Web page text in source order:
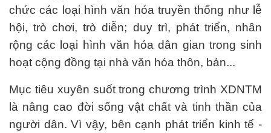
chức các loại hình văn hóa truyền thống như lễ
hội, trò chơi, trò diễn; duy trì, phát triển, nhân
rộng các loại hình văn hóa dân gian trong sinh
hoạt cộng đồng tại nhà văn hóa thôn, bản...
Mục tiêu xuyên suốt trong chương trình XDNTM
là nâng cao đời sống vật chất và tinh thần của
người dân. Vì vậy, bên cạnh phát triển kinh tế -